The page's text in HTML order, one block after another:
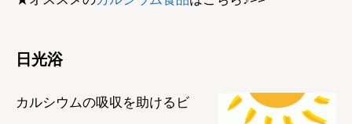
日光浴
カルシウムの吸収を助けるビ